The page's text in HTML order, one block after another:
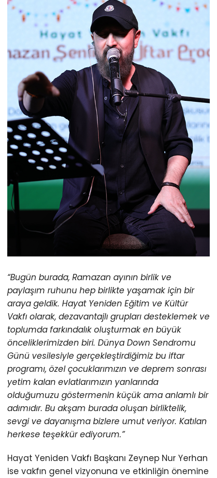
“Bugün burada, Ramazan ayının birlik ve
paylaşım ruhunu hep birlikte yaşamak için bir
araya geldik. Hayat Yeniden Eğitim ve Kültür
Vakfı olarak, dezavantajlı grupları desteklemek ve
toplumda farkındalık oluşturmak en büyük
önceliklerimizden biri. Dünya Down Sendromu
Günü vesilesiyle gerçekleştirdiğimiz bu iftar
programı, özel çocuklarımızın ve deprem sonrası
yetim kalan evlatlarımızın yanlarında
olduğumuzu göstermenin küçük ama anlamlı bir
adımıdır. Bu akşam burada oluşan birliktelik,
sevgi ve dayanışma bizlere umut veriyor. Katılan
herkese teşekkür ediyorum.”
Hayat Yeniden Vakfı Başkanı Zeynep Nur Yerhan
ise vakfın genel vizyonuna ve etkinliğin önemine